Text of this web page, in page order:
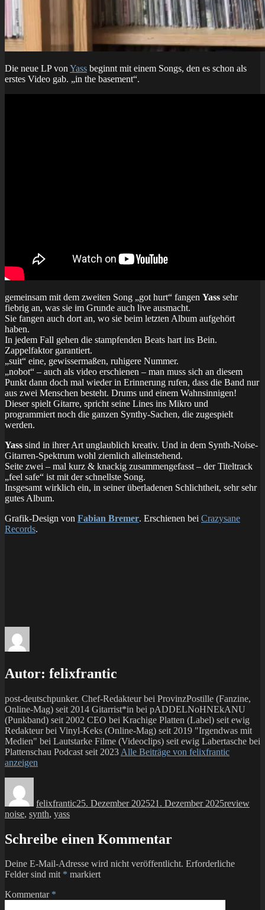
Die neue LP von Yass beginnt mit einem Songs, den es schon als
erstes Video gab. „in the basement“.
gemeinsam mit dem zweiten Song „got hurt“ fangen Yass sehr
fiebrig an, was sie im Grunde auch live ausmacht.
Sie fangen auch dort an, wo sie beim letzten Album aufgehört
haben.
In jedem Fall gehen die stampfenden Beats hart ins Bein.
Zappelfaktor garantiert.
„suit“ eine, gewissermaßen, ruhigere Nummer.
„nobot“ – auch als video erschienen – man muss sich an diesem
Punkt dann doch mal wieder in Erinnerung rufen, dass die Band nur
aus zwei Menschen besteht. Drums und einem Wahnsinnigen!
Dieser spielt Gitarre, spricht seine Lines ins Mikro und
programmiert noch die ganzen Synthy-Sachen, die zugespielt
werden.
Yass sind in ihrer Art unglaublich kreativ. Und in dem Synth-Noise-
Gitarren-Spektrum wohl ziemlich alleinstehend.
Seite zwei – mal kurz & knackig zusammengefasst – der Titeltrack
„feel safe“ ist mit der schnellste Song.
Insgesamt wirklich ein, in seiner überladenen Schlichtheit, sehr sehr
gutes Album.
Grafik-Design von Fabian Bremer. Erschienen bei Crazysane
Records.
Autor: felixfrantic
post-deutschpunker. Chef-Redakteur bei ProvinzPostille (Fanzine,
Online-Mag) seit 2014 Gitarrist*in bei pADDELNoHNEkANU
(Punkband) seit 2002 CEO bei Krachige Platten (Label) seit ewig
Redakteur bei Vinyl-Keks (Online-Mag) seit 2019 "Irgendwas mit
Medien" bei Lautstarke Filme (Videoclips) seit ewig Labertasche bei
Plattenschau Podcast seit 2023 Alle Beiträge von felixfrantic
anzeigen
felixfrantic25. Dezember 202521. Dezember 2025review
noise, synth, yass
Schreibe einen Kommentar
Deine E-Mail-Adresse wird nicht veröffentlicht. Erforderliche
Felder sind mit * markiert
Kommentar *